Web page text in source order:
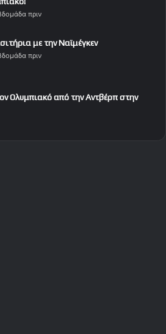
πριν
με την Ναϊμέγκεν
πριν
Ολυμπιακό από την Αντβέρπ στην